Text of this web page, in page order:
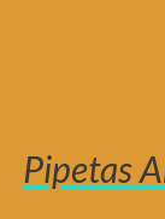
Pipetas